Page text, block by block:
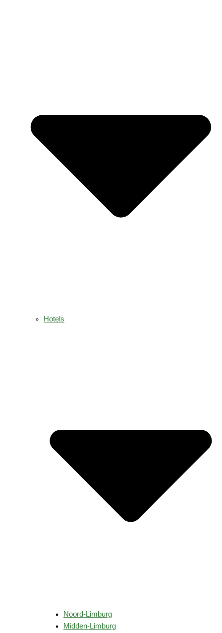
Hotels
Noord-Limburg
Midden-Limburg